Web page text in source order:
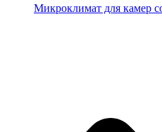
Микроклимат для камер